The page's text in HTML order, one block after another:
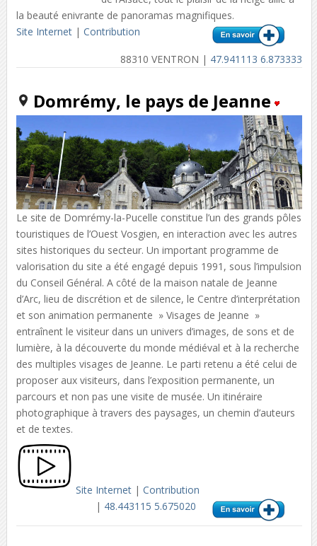
la beauté enivrante de panoramas magnifiques.
Site Internet| Contribution
88310 VENTRON | 47.941113 6.873333
Domrémy, le pays de Jeanne
Le site de Domrémy-la-Pucelle constitue l’un des grands pôles
touristiques de l’Ouest Vosgien, en interaction avec les autres
sites historiques du secteur. Un important programme de
valorisation du site a été engagé depuis 1991, sous l’impulsion
du Conseil Général. A côté de la maison natale de Jeanne
d’Arc, lieu de discrétion et de silence, le Centre d’interprétation
et son animation permanente » Visages de Jeanne »
entraînent le visiteur dans un univers d’images, de sons et de
lumière, à la découverte du monde médiéval et à la recherche
des multiples visages de Jeanne. Le parti retenu a été celui de
proposer aux visiteurs, dans l’exposition permanente, un
parcours et non pas une visite de musée. Un itinéraire
photographique à travers des paysages, un chemin d’auteurs
et de textes.
Site Internet| Contribution
| 48.443115 5.675020